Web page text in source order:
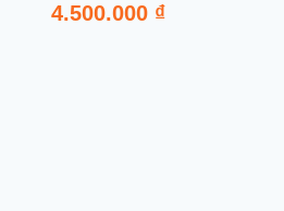
4.500.000 ₫